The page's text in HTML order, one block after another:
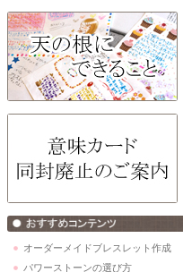
オーダーメイドブレスレット作成
パワーストーンの選び方